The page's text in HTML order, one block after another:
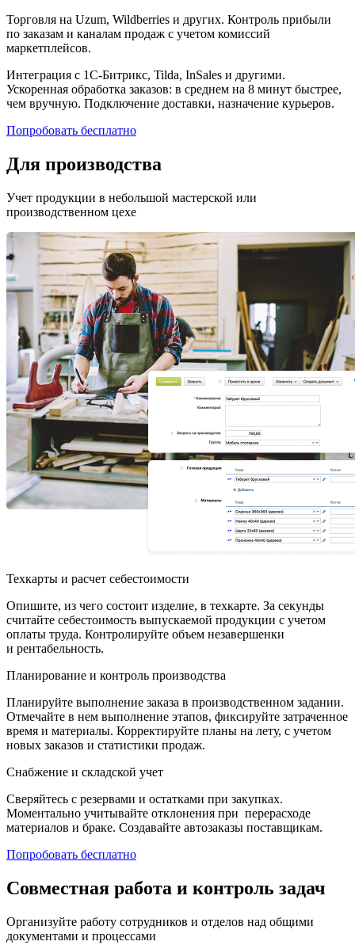
Торговля на Uzum, Wildberries и других. Контроль прибыли
по заказам и каналам продаж с учетом комиссий
маркетплейсов.
Интеграция с 1С-Битрикс, Tilda, InSales и другими.
Ускоренная обработка заказов: в среднем на 8 минут быстрее,
чем вручную. Подключение доставки, назначение курьеров.
Попробовать бесплатно
Для производства
Учет продукции в небольшой мастерской или
производственном цехе
Техкарты и расчет себестоимости
Опишите, из чего состоит изделие, в техкарте. За секунды
считайте себестоимость выпускаемой продукции с учетом
оплаты труда. Контролируйте объем незавершенки
и рентабельность.
Планирование и контроль производства
Планируйте выполнение заказа в производственном задании.
Отмечайте в нем выполнение этапов, фиксируйте затраченное
время и материалы. Корректируйте планы на лету, с учетом
новых заказов и статистики продаж.
Снабжение и складской учет
Сверяйтесь с резервами и остатками при закупках.
Моментально учитывайте отклонения при перерасходе
материалов и браке. Создавайте автозаказы поставщикам.
Попробовать бесплатно
Совместная работа и контроль задач
Организуйте работу сотрудников и отделов над общими
документами и процессами